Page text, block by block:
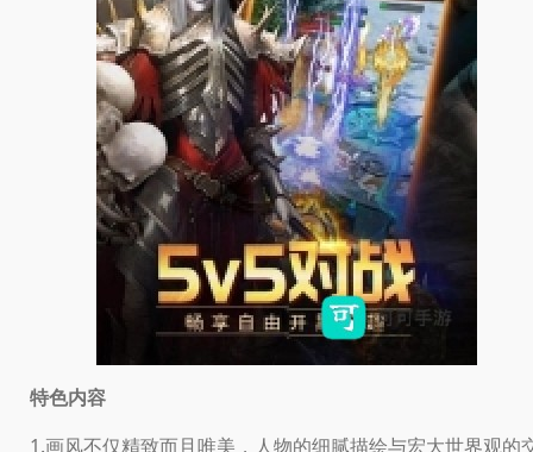
特色内容
1.画风不仅精致而且唯美，人物的细腻描绘与宏大世界观的